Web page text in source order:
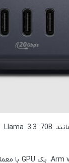
Llama 3.3 70B
، یک GPU با معماری Blackwell